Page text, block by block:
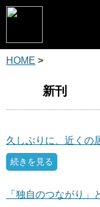
トップページ
松野恵介プロフィール
松野恵介のブログ
会社概要
スケジュール
講演・セミナー
HOME >
新刊
久しぶりに、近くの
続きを見る
「独自のつながり